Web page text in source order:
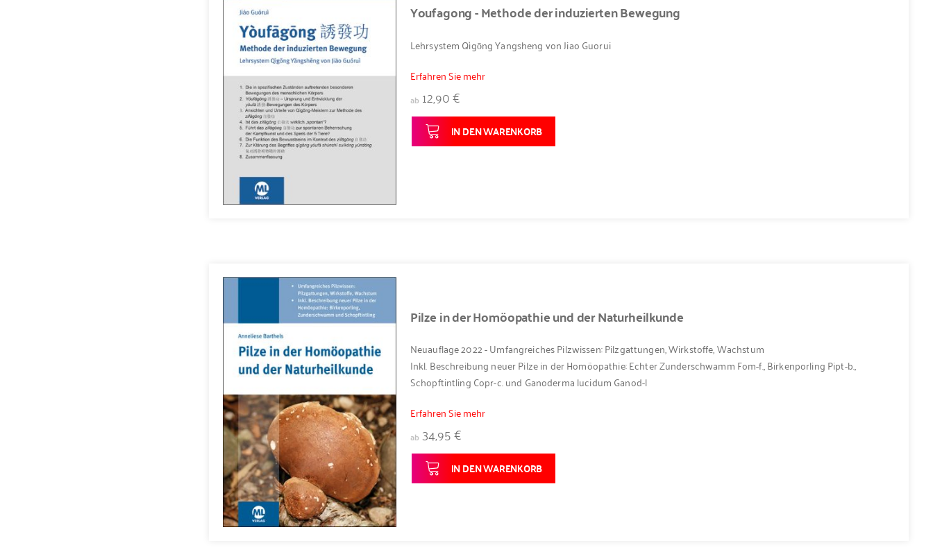
Youfagong - Methode der induzierten Bewegung
Lehrsystem Qìgōng Yangsheng von Jiao Guorui
Erfahren Sie mehr
ab 12,90 €
IN DEN WARENKORB
Pilze in der Homöopathie und der Naturheilkunde
Neuauflage 2022 - Umfangreiches Pilzwissen: Pilzgattungen, Wirkstoffe, Wachstum
Inkl. Beschreibung neuer Pilze in der Homöopathie: Echter Zunder­schwamm Fom-f., Birkenporling Pipt-b.,
Schopftintling Copr-c. und Ganoderma lucidum Ganod-l
Erfahren Sie mehr
ab 34,95 €
IN DEN WARENKORB